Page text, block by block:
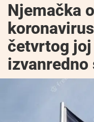
Njemačka
četvrtog
izvanredno